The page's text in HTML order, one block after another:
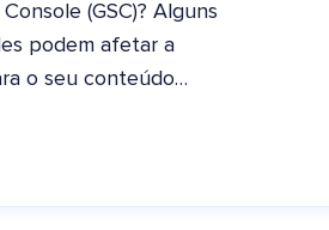
(GSC)? Alguns
podem afetar a
o seu conteúdo…